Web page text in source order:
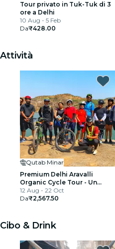
Tour privato in Tuk-Tuk di 3
ore a Delhi
10 Aug - 5 Feb
Da₹428.00
Attività
Qutab Minar
Premium Delhi Aravalli
Organic Cycle Tour - Un
assaggio dell'India reale e
rurale
12 Aug - 22 Oct
Da₹2,567.50
Cibo & Drink